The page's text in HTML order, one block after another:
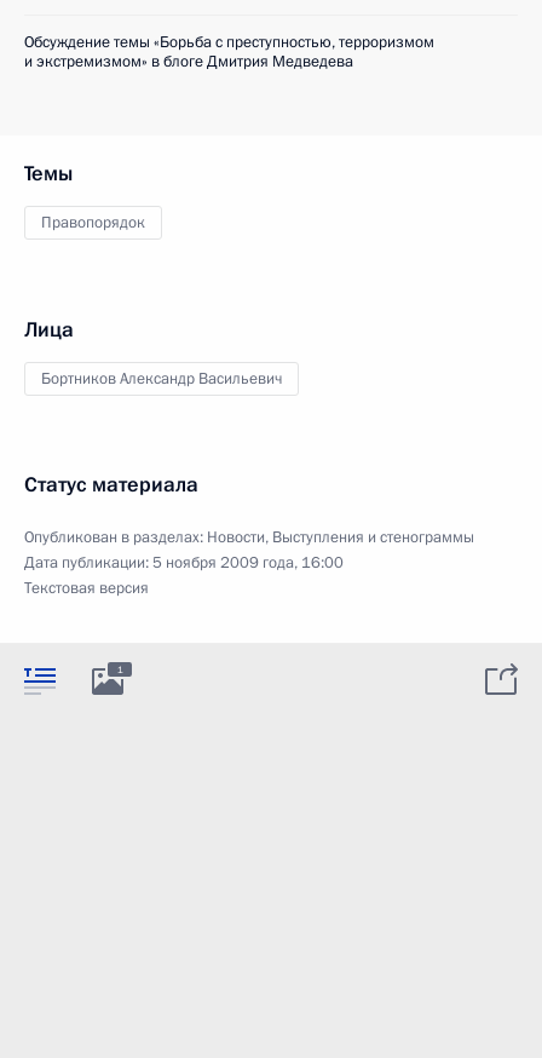
Обсуждение темы «Борьба с преступностью, терроризмом
и экстремизмом» в блоге Дмитрия Медведева
Темы
Правопорядок
Лица
Бортников Александр Васильевич
Статус материала
Опубликован в разделах: Новости, Выступления и стенограммы
Дата публикации:5 ноября 2009 года, 16:00
Текстовая версия
1